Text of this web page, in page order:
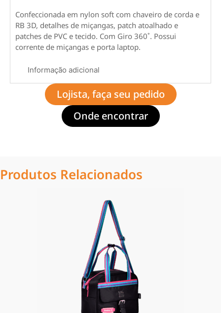
Informação adicional
Confeccionada em nylon soft com chaveiro de corda e
RB 3D, detalhes de miçangas, patch atoalhado e
patches de PVC e tecido. Com Giro 360˚. Possui
corrente de miçangas e porta laptop.
Lojista, faça seu pedido
Onde encontrar
Produtos Relacionados